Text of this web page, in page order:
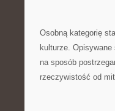
Osobną kategorię
kulturze. Opisywane
na sposób
rzeczywistość od